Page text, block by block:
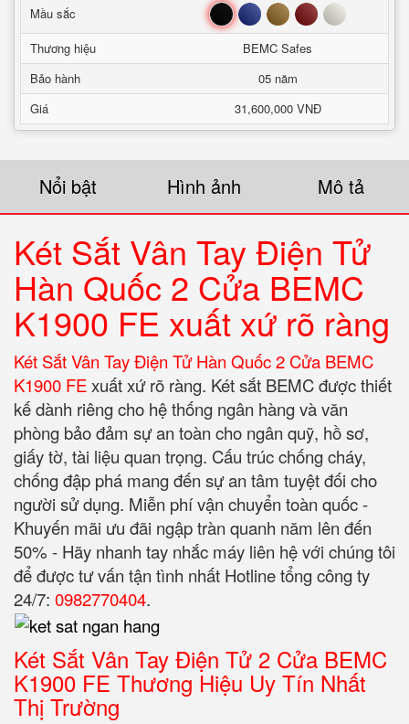
Mầu sắc Đen Xanh Nâu Đỏ Trắng
Thương hiệu
BEMC Safes
Bảo hành
05 năm
Giá
31,600,000 VNĐ
Nổi bật Hình ảnh Mô tả
Két Sắt Vân Tay Điện Tử
Hàn Quốc 2 Cửa BEMC
K1900 FE xuất xứ rõ ràng
Két Sắt Vân Tay Điện Tử Hàn Quốc 2 Cửa BEMC
K1900 FExuất xứ rõ ràng. Két sắt BEMC được thiết
kế dành riêng cho hệ thống ngân hàng và văn
phòng bảo đảm sự an toàn cho ngân quỹ, hồ sơ,
giấy tờ, tài liệu quan trọng. Cấu trúc chống cháy,
chống đập phá mang đến sự an tâm tuyệt đối cho
người sử dụng. Miễn phí vận chuyển toàn quốc -
Khuyến mãi ưu đãi ngập tràn quanh năm lên đến
50% - Hãy nhanh tay nhắc máy liên hệ với chúng tôi
để được tư vấn tận tình nhất Hotline tổng công ty
24/7: 0982770404.
Két Sắt Vân Tay Điện Tử 2 Cửa BEMC
K1900 FE Thương Hiệu Uy Tín Nhất
Thị Trường